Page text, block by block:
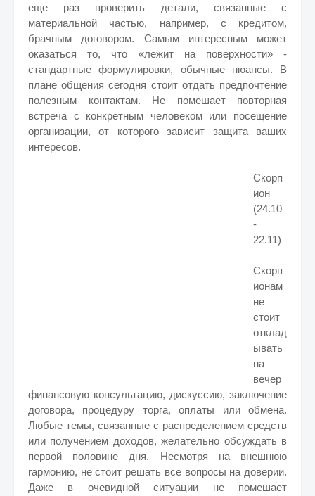
еще раз проверить детали, связанные с
материальной частью, например, с кредитом,
брачным договором. Самым интересным может
оказаться то, что «лежит на поверхности» -
стандартные формулировки, обычные нюансы. В
плане общения сегодня стоит отдать предпочтение
полезным контактам. Не помешает повторная
встреча с конкретным человеком или посещение
организации, от которого зависит защита ваших
интересов.
Скорп
ион
(24.10
-
22.11)
Скорп
ионам
не
стоит
отклад
ывать
на
вечер
финансовую консультацию, дискуссию, заключение
договора, процедуру торга, оплаты или обмена.
Любые темы, связанные с распределением средств
или получением доходов, желательно обсуждать в
первой половине дня. Несмотря на внешнюю
гармонию, не стоит решать все вопросы на доверии.
Даже в очевидной ситуации не помешает